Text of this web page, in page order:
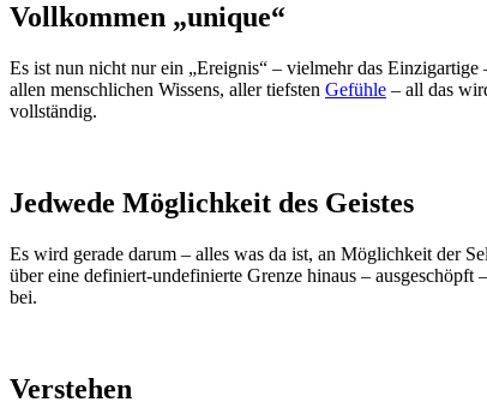
Vollkommen „unique“
Es ist nun nicht nur ein „Ereignis“ – vielmehr das
allen menschlichen Wissens, aller tiefsten Gefühle – all das
vollständig.
Jedwede Möglichkeit des Geistes
Es wird gerade darum – alles was da ist, an Möglichkeit der
über eine definiert-undefinierte Grenze hinaus – ausgeschöpft
bei.
Verstehen